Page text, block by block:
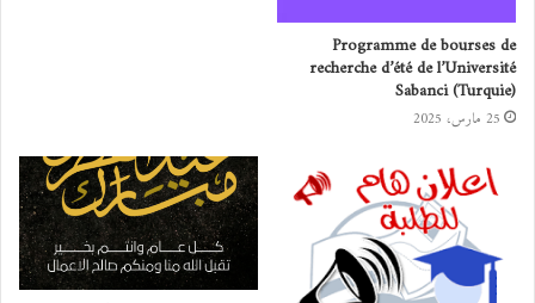
Programme de bourses de
recherche d’été de l’Université
Sabanci (Turquie)
25 مارس، 2025